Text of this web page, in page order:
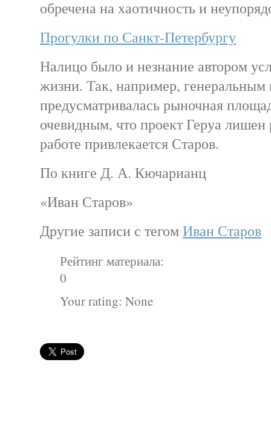
обречена на хаотичность и
Прогулки по Санкт-Петербургу
Налицо было и незнание автором
жизни. Так, например, генеральным
предусматривалась рыночная
очевидным, что проект Геруа
работе привлекается Старов.
По книге Д. А. Кючарианц
«Иван Старов»
Другие записи с тегомИван Старов
Рейтинг материала:
0
Your rating: None